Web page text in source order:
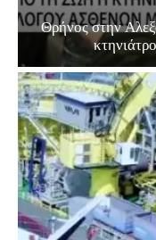
Θρήνος στην